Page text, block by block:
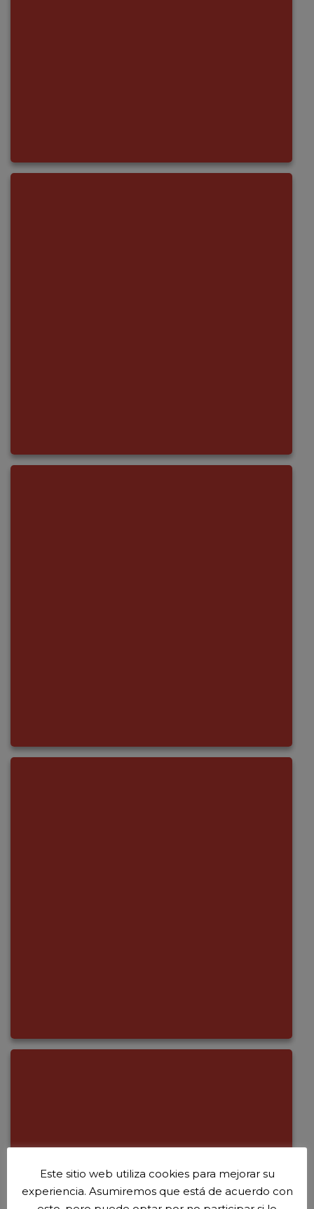
Este sitio web utiliza cookies para mejorar su
experiencia. Asumiremos que está de acuerdo con